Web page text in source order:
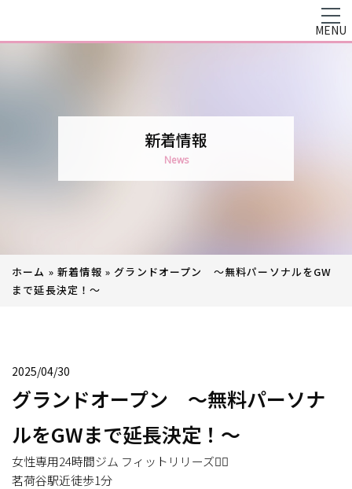
MENU
新着情報
News
ホーム »新着情報 » グランドオープン ～無料パーソナルをGW
まで延長決定！～
2025/04/30
グランドオープン ～無料パーソナ
ルをGWまで延長決定！～
女性専用24時間ジム フィットリリーズ🏋️‍♀️